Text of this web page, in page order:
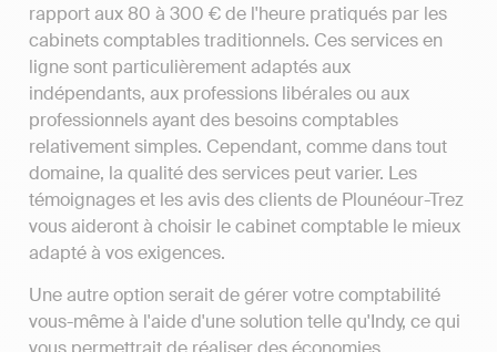
rapport aux 80 à 300 € de l'heure pratiqués par les
cabinets comptables traditionnels. Ces services en
ligne sont particulièrement adaptés aux
indépendants, aux professions libérales ou aux
professionnels ayant des besoins comptables
relativement simples. Cependant, comme dans tout
domaine, la qualité des services peut varier. Les
témoignages et les avis des clients de Plounéour-Trez
vous aideront à choisir le cabinet comptable le mieux
adapté à vos exigences.
Une autre option serait de gérer votre comptabilité
vous-même à l'aide d'une solution telle qu'Indy, ce qui